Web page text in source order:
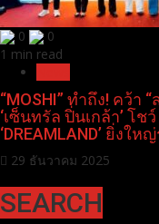
0
0
1 min read
“MOSHI” ทำถึง! คว้า
‘เซ็นทรัล ปิ่นเกล้า’ โช
‘DREAMLAND’ ยิ่งใ
29 ธันวาคม 2025
SEARCH